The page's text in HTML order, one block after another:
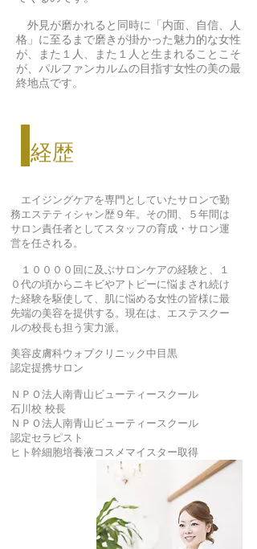
外見が磨かれると同時に「内面、自信、人
格」に至るまで磨きが掛かった魅力的な女性
が、また１人、また１人と生まれることこそ
が、パルファンカルムの目指す女性の美の最
終地点です。
経歴
エイジングケアを専門としていたサロンで勤
務エステティシャン歴９年。その間、５年間は
サロン責任者としてスタッフの育成・サロン運
営を任される。
１００００回に及ぶサロンケアの経験と、１
０代の頃からニキビやアトピーに悩まされ続け
た経験を駆使して、肌に悩める女性の皆様に最
先端の美容を提供する。現在は、エステスクー
ルの校長も担う実力派。
美容皮膚科ウォブクリニック中目黒
認定提携サロン
ＮＰＯ法人南青山ビューティースクール
石川校 校長
ＮＰＯ法人南青山ビューティースクール
認定セラピスト
ヒト幹細胞培養液コスメマイスター取得